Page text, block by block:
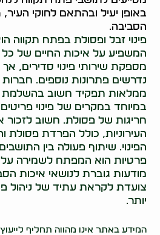
באופן יעיל ובהתאם לחוקי
הסביבה.
פינוי זבל ופסולת בפתח תקווה
המשפיע על איכות החיים של
מספקת שירותי פינוי סדירים,
נדרשים פתרונות נוספים. חברות
ממלאות תפקיד חשוב בהשלמת
במיוחד במקרים של פינוי פריטים
חריגות של פסולת. חשוב לזכור
העירוניות, כולל הפרדת פסולת
הפינוי. שיתוף פעולה בין
פרטיות הוא המפתח לשמירה על
מודעות גוברת לנושאי איכות
צועדת לקראת עתיד של ניהול
יותר.
המידע באתר אינו מהווה תחליף